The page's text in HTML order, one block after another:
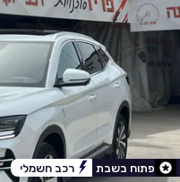
פתוח בשבת רכב חשמלי